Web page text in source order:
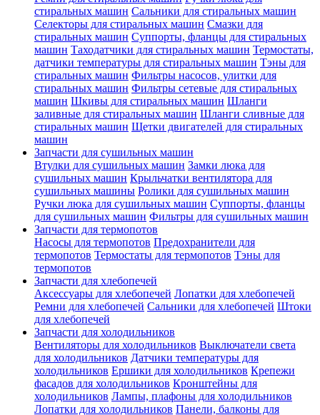
стиральных машин Сальники для стиральных машин
Селекторы для стиральных машин Смазки для
стиральных машин Суппорты, фланцы для стиральных
машин Таходатчики для стиральных машин Термостаты,
датчики температуры для стиральных машин Тэны для
стиральных машин Фильтры насосов, улитки для
стиральных машин Фильтры сетевые для стиральных
машин Шкивы для стиральных машин Шланги
заливные для стиральных машин Шланги сливные для
стиральных машин Щетки двигателей для стиральных
машин
Запчасти для сушильных машин
Втулки для сушильных машин Замки люка для
сушильных машин Крыльчатки вентилятора для
сушильных машины Ролики для сушильных машин
Ручки люка для сушильных машин Суппорты, фланцы
для сушильных машин Фильтры для сушильных машин
Запчасти для термопотов
Насосы для термопотов Предохранители для
термопотов Термостаты для термопотов Тэны для
термопотов
Запчасти для хлебопечей
Аксессуары для хлебопечей Лопатки для хлебопечей
Ремни для хлебопечей Сальники для хлебопечей Штоки
для хлебопечей
Запчасти для холодильников
Вентиляторы для холодильников Выключатели света
для холодильников Датчики температуры для
холодильников Ершики для холодильников Крепежи
фасадов для холодильников Кронштейны для
холодильников Лампы, плафоны для холодильников
Лопатки для холодильников Панели, балконы для